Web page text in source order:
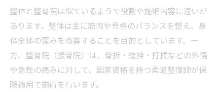
整体と整骨院は似ているようで役割や施術内容に違いが
あります。整体は主に筋肉や骨格のバランスを整え、身
体全体の歪みを改善することを目的としています。一
方、整骨院（接骨院）は、骨折・捻挫・打撲などの外傷
や急性の痛みに対して、国家資格を持つ柔道整復師が保
険適用で施術を行います。